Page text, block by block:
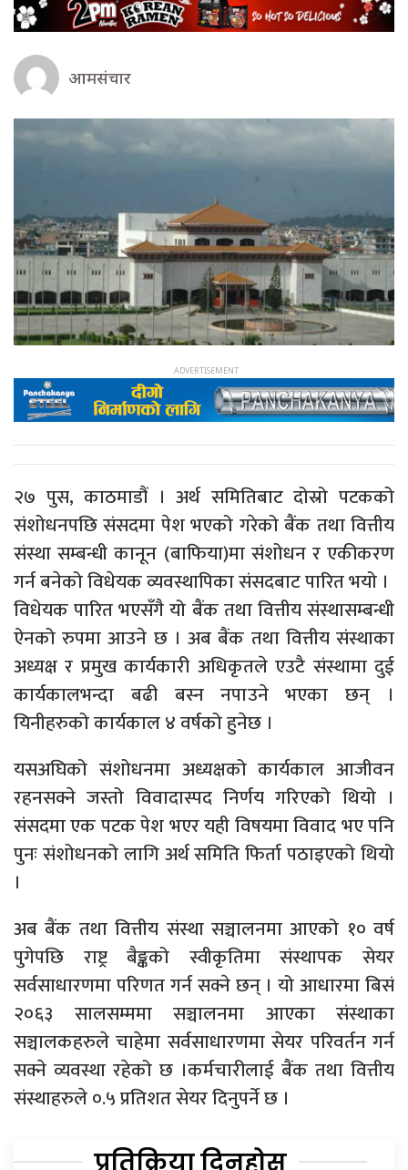
आमसंचार
२७ पुस, काठमाडौं । अर्थ समितिबाट दोस्रो पटकको
संशोधनपछि संसदमा पेश भएको गरेको बैंक तथा वित्तीय
संस्था सम्बन्धी कानून (बाफिया)मा संशोधन र एकीकरण
गर्न बनेको विधेयक व्यवस्थापिका संसदबाट पारित भयो ।
विधेयक पारित भएसँगै यो बैंक तथा वित्तीय संस्थासम्बन्धी
ऐनको रुपमा आउने छ । अब बैंक तथा वित्तीय संस्थाका
अध्यक्ष र प्रमुख कार्यकारी अधिकृतले एउटै संस्थामा दुई
कार्यकालभन्दा बढी बस्न नपाउने भएका छन् ।
यिनीहरुको कार्यकाल ४ वर्षको हुनेछ ।
यसअघिको संशोधनमा अध्यक्षको कार्यकाल आजीवन
रहनसक्ने जस्तो विवादास्पद निर्णय गरिएको थियो ।
संसदमा एक पटक पेश भएर यही विषयमा विवाद भए पनि
पुनः संशोधनको लागि अर्थ समिति फिर्ता पठाइएको थियो
।
अब बैंक तथा वित्तीय संस्था सञ्चालनमा आएको १० वर्ष
पुगेपछि राष्ट्र बैङ्कको स्वीकृतिमा संस्थापक सेयर
सर्वसाधारणमा परिणत गर्न सक्ने छन् । यो आधारमा बिसं
२०६३ सालसम्ममा सञ्चालनमा आएका संस्थाका
सञ्चालकहरुले चाहेमा सर्वसाधारणमा सेयर परिवर्तन गर्न
सक्ने व्यवस्था रहेको छ ।कर्मचारीलाई बैंक तथा वित्तीय
संस्थाहरुले ०.५ प्रतिशत सेयर दिनुपर्ने छ ।
प्रतिक्रिया दिनुहोस्